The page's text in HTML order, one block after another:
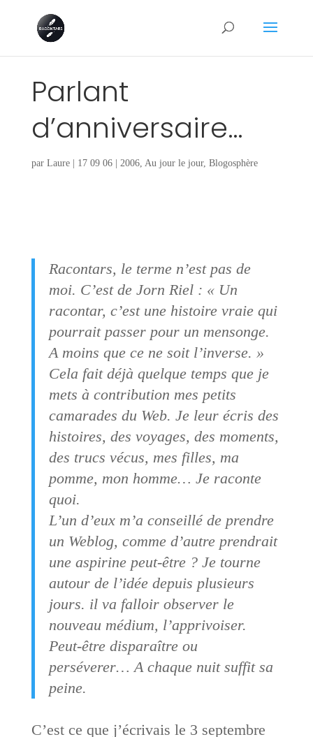
Parlant
d’anniversaire…
par Laure| 17 09 06| 2006, Au jour le jour, Blogosphère
Racontars, le terme n’est pas de
moi. C’est de Jorn Riel : « Un
racontar, c’est une histoire vraie qui
pourrait passer pour un mensonge.
A moins que ce ne soit l’inverse. »
Cela fait déjà quelque temps que je
mets à contribution mes petits
camarades du Web. Je leur écris des
histoires, des voyages, des moments,
des trucs vécus, mes filles, ma
pomme, mon homme… Je raconte
quoi.
L’un d’eux m’a conseillé de prendre
un Weblog, comme d’autre prendrait
une aspirine peut-être ? Je tourne
autour de l’idée depuis plusieurs
jours. il va falloir observer le
nouveau médium, l’apprivoiser.
Peut-être disparaître ou
perséverer… A chaque nuit suffit sa
peine.
C’est ce que j’écrivais le 3 septembre